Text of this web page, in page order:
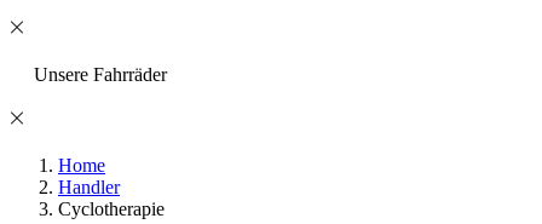
Unsere Fahrräder
Home
Handler
Cyclotherapie